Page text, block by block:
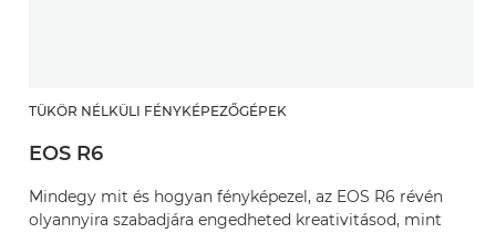
TÜKÖR NÉLKÜLI FÉNYKÉPEZŐGÉPEK
EOS R6
Mindegy mit és hogyan fényképezel, az EOS R6 révén
olyannyira szabadjára engedheted kreativitásod, mint